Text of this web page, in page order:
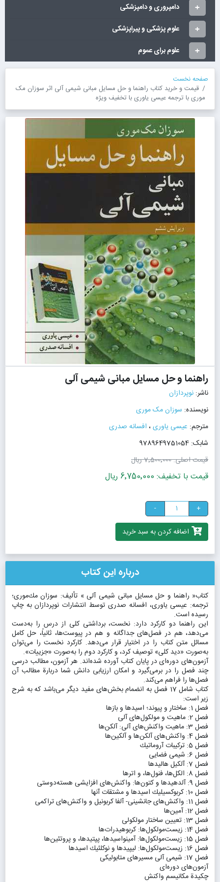
دامپروری و دامپزشکی
علوم پزشکی و پیراپزشکی
علوم برای عموم
صفحه نخست
قیمت و خرید کتاب راهنما و حل مسایل مبانی شیمی آلی اثر سوزان مک
موری با ترجمه عیسی یاوری با تخفیف ویژه
راهنما و حل مسایل مبانی شیمی آلی
ناشر: نوپردازان
نویسنده: سوزان مک موری
مترجم: عیسی یاوری، افسانه صدری
شابک: 9789649751054
قیمت اصلی:7٬500٬000 ریال
قیمت با تخفیف: 6٬750٬000 ریال
+
-
اضافه کردن به سبد خرید
درباره این کتاب
کتاب« راهنما و حل مسایل مبانی شیمی آلی » تألیف: سوزان مك‌موری؛
ترجمه: عیسی یاوری، افسانه صدری توسط انتشارات نوپردازان به چاپ
رسیده است.
این راهنما دو كاركرد دارد: نخست، برداشتی كلی از درس را به‌دست
می‌دهد، هم در فصل‌های جداگانه و هم در پیوست‌ها، ثانیاً، حل كامل
مسائل متن كتاب را در اختیار قرار می‌دهد. كاركرد نخست را می‌توان
به‌صورت «دید كلی» توصیف كرد، و كاركرد دوم را به‌صورت «جزییات».
آزمون‌های دوره‌ای در پایان كتاب آورده شده‌اند. هر آزمون، مطالب درسی
چند فصل را در بر‌می‌گیرد و امكان ارزیابی دانش شما دربارة مطالب آن
فصل‌ها را فراهم می‌كند.
كتاب شامل 17 فصل به انضمام بخش‌های مفید دیگر می‌باشد كه به شرح
زیر است:
فصل 1: ساختار و پیوند؛ اسیدها و بازها
فصل 2: ماهیت و مولكول‌های آلی
فصل 3: ماهیت واكنش‌های آلی: آلكن‌ها
فصل 4: واكنش‌های آلكن‌ها و آلكین‌ها
فصل 5: تركیبات آروماتیك
فصل 6: شیمی فضایی
فصل 7: آلكیل هالیدها
فصل 8: الكل‌ها، فنول‌ها، و اترها
فصل 9: آلدهیدها و كتون‌ها: واكنش‌های افزایشی هسته‌دوستی
فصل 10: كربوكسیلیك اسیدها و مشتقات آنها
فصل 11: واكنش‌های جانشینی- آلفا كربونیل و واكنش‌های تراكمی
فصل 12: آمین‌ها
فصل 13: تعیین ساختار مولكولی
فصل 14: زیست‌مولكول‌ها: كربوهیدرات‌ها
فصل 15: زیست‌مولكول‌ها: آمینواسیدها، پپتیدها، و پروتئین‌ها
فصل 16: زیست‌مولكول‌ها: لیپیدها و نوكلئیك اسیدها
فصل 17: شیمی آلی مسیرهای متابولیكی
آزمون‌های دوره‌ای
چكیدة مكانیسم واكنش